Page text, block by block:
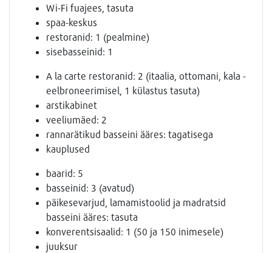
Wi-Fi fuajees, tasuta
spaa-keskus
restoranid: 1 (pealmine)
sisebasseinid: 1
A la carte restoranid: 2 (itaalia, ottomani, kala -
eelbroneerimisel, 1 külastus tasuta)
arstikabinet
veeliumäed: 2
rannarätikud basseini ääres: tagatisega
kauplused
baarid: 5
basseinid: 3 (avatud)
päikesevarjud, lamamistoolid ja madratsid
basseini ääres: tasuta
konverentsisaalid: 1 (50 ja 150 inimesele)
juuksur